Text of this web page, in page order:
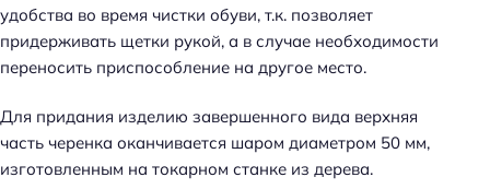
удобства во время чистки обуви, т.к. позволяет
придерживать щетки рукой, а в случае необходимости
переносить приспособление на другое место.
Для придания изделию завершенного вида верхняя
часть черенка оканчивается шаром диаметром 50 мм,
изготовленным на токарном станке из дерева.